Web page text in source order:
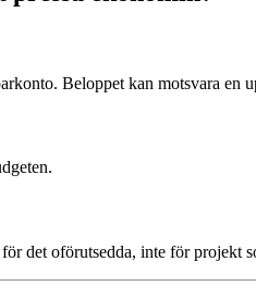
Beloppet kan motsvara en
det oförutsedda, inte för projekt